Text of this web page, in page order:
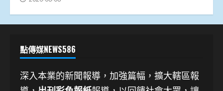
點傳媒NEWS586
深入本業的新聞報導，加強篇幅，擴大轄區報